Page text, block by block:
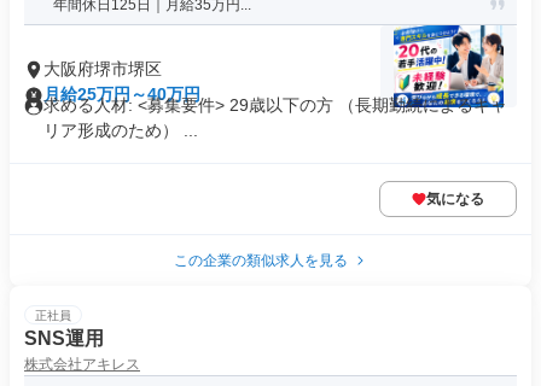
年間休日125日｜月給35万円...
大阪府堺市堺区
月給25万円～40万円
求める人材: <募集要件> 29歳以下の方 （長期勤続によるキャ
リア形成のため） ...
気になる
この企業の類似求人を見る
正社員
SNS運用
株式会社アキレス